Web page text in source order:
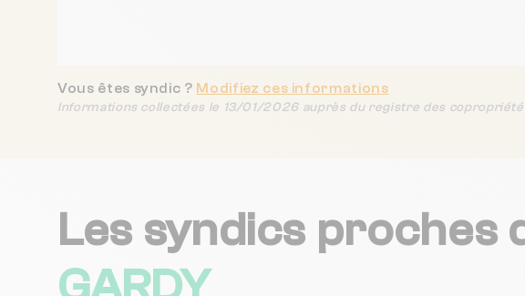
Vous êtes syndic ? Modifiez ces informations
Informations collectées le 13/01/2026 auprès du registre des
Les syndics proches